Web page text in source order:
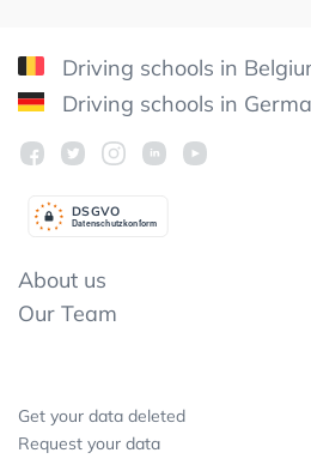
Driving schools in
Driving schools in
Datenschutzkonform
DSGVO
About us
Our Team
Get your data deleted
Request your data